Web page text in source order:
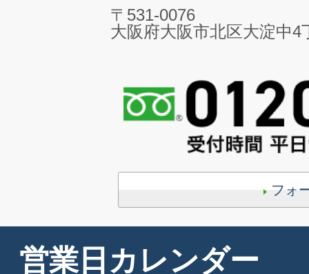
〒531-0076
大阪府大阪市北区大淀中4
フォ
営業日カレンダー